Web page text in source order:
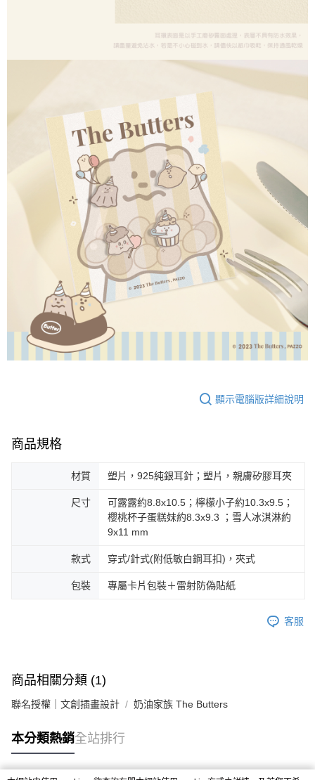
顯示電腦版詳細說明
商品規格
材質 塑片，925純銀耳針；塑片，親膚矽膠耳夾
尺寸
可露露約8.8x10.5；檸檬小子約10.3x9.5；
櫻桃杯子蛋糕妹約8.3x9.3 ；雪人冰淇淋約
9x11 mm
款式 穿式/針式(附低敏白鋼耳扣)，夾式
包裝 專屬卡片包裝＋雷射防偽貼紙
客服
商品相關分類 (1)
聯名授權｜文創插畫設計 奶油家族 The Butters
本分類熱銷全站排行